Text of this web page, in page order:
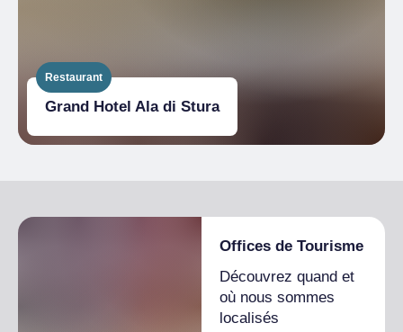
Restaurant
Grand Hotel Ala di Stura
Offices de Tourisme
Découvrez quand et
où nous sommes
localisés